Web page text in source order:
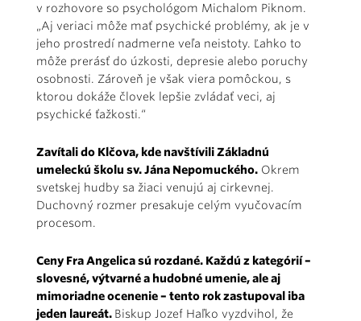
v rozhovore so psychológom Michalom Piknom.
„Aj veriaci môže mať psychické problémy, ak je v
jeho prostredí nadmerne veľa neistoty. Ľahko to
môže prerásť do úzkosti, depresie alebo poruchy
osobnosti. Zároveň je však viera pomôckou, s
ktorou dokáže človek lepšie zvládať veci, aj
psychické ťažkosti.“
Zavítali do Klčova, kde navštívili Základnú
umeleckú školu sv. Jána Nepomuckého. Okrem
svetskej hudby sa žiaci venujú aj cirkevnej.
Duchovný rozmer presakuje celým vyučovacím
procesom.
Ceny Fra Angelica sú rozdané. Každú z kategórií –
slovesné, výtvarné a hudobné umenie, ale aj
mimoriadne ocenenie – tento rok zastupoval iba
jeden laureát. Biskup Jozef Haľko vyzdvihol, že